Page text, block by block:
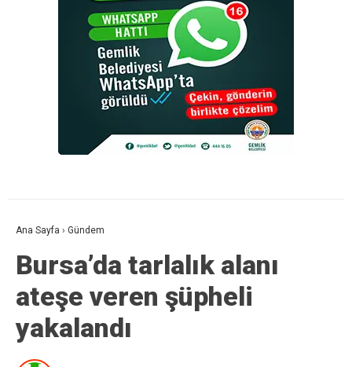
Ana Sayfa › Gündem
Bursa’da tarlalık alanı
ateşe veren şüpheli
yakalandı